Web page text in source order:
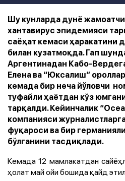
Шу кунларда дунё
хантавирус эпидемияси
саёҳат кемаси ҳаракатини
билан кузатмоқда. Гап
Аргентинадан Кабо-
Елена ва “Юксалиш”
кемада бир неча йўловчи
туфайли ҳаётдан кўз
тарқалди. Кейинчалик
компанияси
фуқароси ва бир
бўлганини тасдиқлади.
Кемада 12 мамлакатдан
ҳолат май ойи бошида қайд